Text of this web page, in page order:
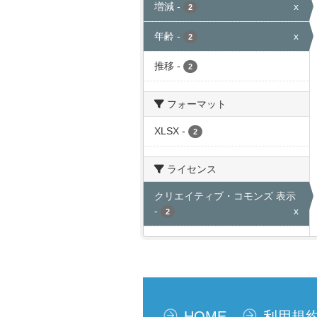
増減 - 2 x
年齢 - 2 x
推移 - 2
フォーマット
XLSX - 2
ライセンス
クリエイティブ・コモンズ 表示
-
2 x